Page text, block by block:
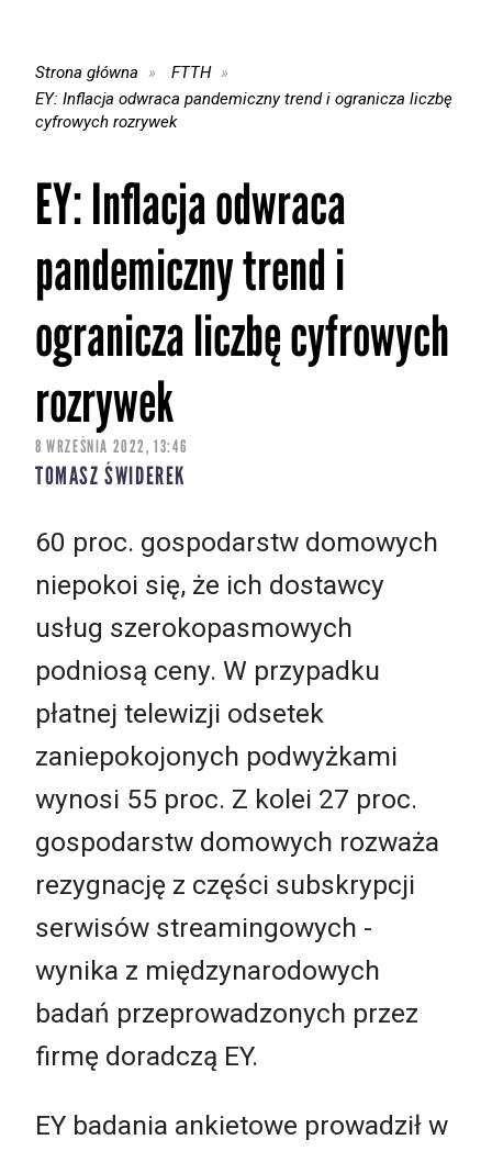
Strona główna
FTTH
EY: Inflacja odwraca pandemiczny trend i ogranicza liczbę
cyfrowych rozrywek
EY: Inflacja odwraca
pandemiczny trend i
ogranicza liczbę cyfrowych
rozrywek
8 WRZEŚNIA 2022, 13:46
TOMASZ ŚWIDEREK
60 proc. gospodarstw domowych
niepokoi się, że ich dostawcy
usług szerokopasmowych
podniosą ceny. W przypadku
płatnej telewizji odsetek
zaniepokojonych podwyżkami
wynosi 55 proc. Z kolei 27 proc.
gospodarstw domowych rozważa
rezygnację z części subskrypcji
serwisów streamingowych -
wynika z międzynarodowych
badań przeprowadzonych przez
firmę doradczą EY.
EY badania ankietowe prowadził w